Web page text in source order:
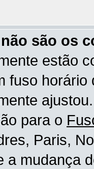
são os
estão
fuso
para o
Paris,
a mudança